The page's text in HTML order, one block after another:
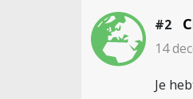
#2
14
Je